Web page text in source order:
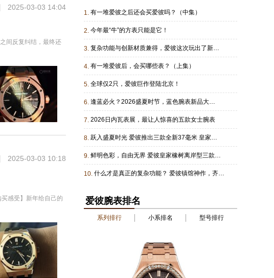
间反复纠结，最终还
2025-03-03 14:04
感受】新年给自己的
2025-03-03 10:18
1. 有一堆爱彼之后还会买爱彼吗？（中集）
2. 今年最“牛”的方表只能是它！
3. 复杂功能与创新材质兼得，爱彼这次玩出了新花样
4. 有一堆爱彼后，会买哪些表？（上集）
5. 全球仅2只，爱彼巨作登陆北京！
6. 逢蓝必火？2026盛夏时节，蓝色腕表新品大集合！
7. 2026日内瓦表展，最让人惊喜的五款女士腕表
8. 跃入盛夏时光 爱彼推出三款全新37毫米 皇家橡树离岸型自动上链计时码表
9. 鲜明色彩，自由无界 爱彼皇家橡树离岸型三款42毫米自动上链计时码表全新力作活力亮相
10. 什么才是真正的复杂功能？ 爱彼镇馆神作，齐聚北京！
爱彼腕表排名
系列排行 小系排名 型号排行